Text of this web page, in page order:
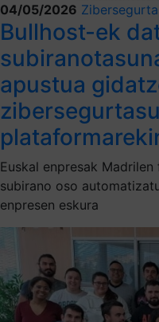
04/05/2026
Bullhost-ek
apustua
Euskal enpresak
subirano oso
enpresen eskura